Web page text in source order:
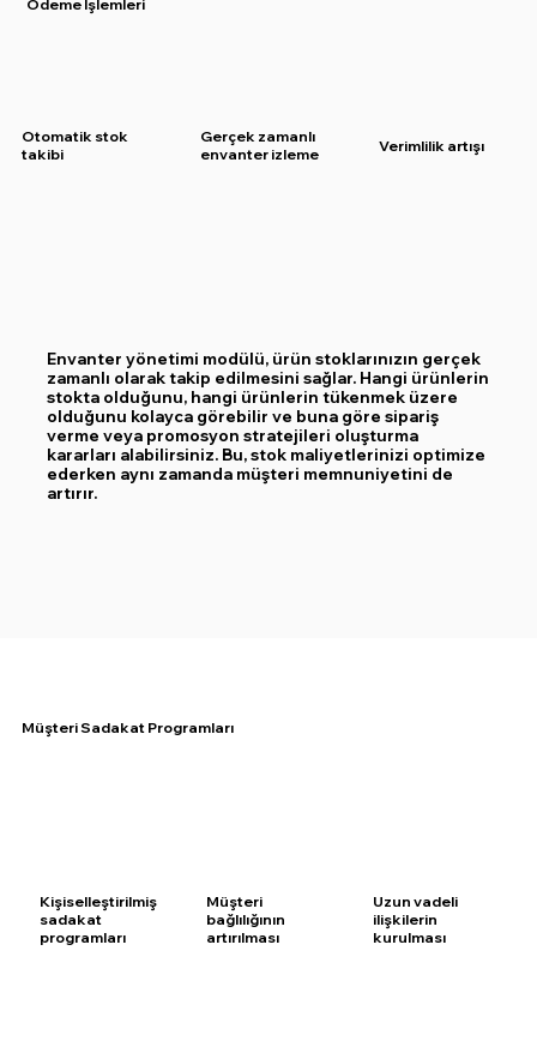
Envanter yönetimi modülü, ürün stoklarınızın gerçek
zamanlı olarak takip edilmesini sağlar. Hangi ürünlerin
stokta olduğunu, hangi ürünlerin tükenmek üzere
olduğunu kolayca görebilir ve buna göre sipariş
verme veya promosyon stratejileri oluşturma
kararları alabilirsiniz. Bu, stok maliyetlerinizi optimize
ederken aynı zamanda müşteri memnuniyetini de
artırır.
Otomatik stok
takibi
Gerçek zamanlı
envanter izleme
Verimlilik artışı
Ödeme İşlemleri
Müşteri Sadakat Programları
Kişiselleştirilmiş
sadakat
programları
Müşteri
bağlılığının
artırılması
Uzun vadeli
ilişkilerin
kurulması